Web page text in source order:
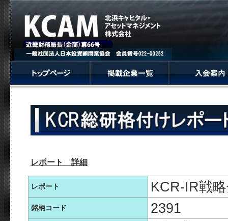
レポート 詳細
レポート KCR-IR戦
銘柄コード 2391